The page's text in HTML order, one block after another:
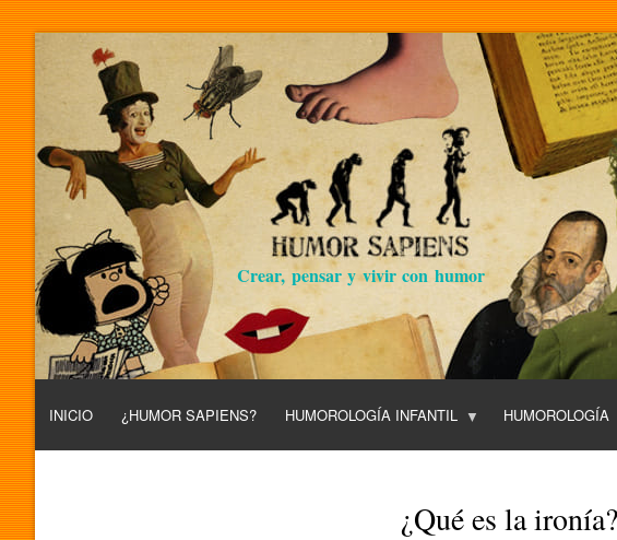
Crear, pensar y vivir con humor
INICIO ¿HUMOR SAPIENS? HUMOROLOGÍA INFANTIL
L
HUMOROLOGÍA
T
¿Qué es la ironía?